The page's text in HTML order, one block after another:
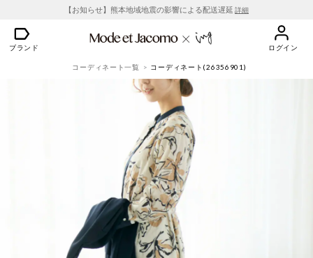
【お知らせ】熊本地域地震の影響による配送遅延 詳細
ブランド ログイン
コーディネート一覧 コーディネート(26356901)